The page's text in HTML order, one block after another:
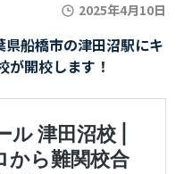
2025年4月10日
船橋市の津田沼駅にキ
が開校します！